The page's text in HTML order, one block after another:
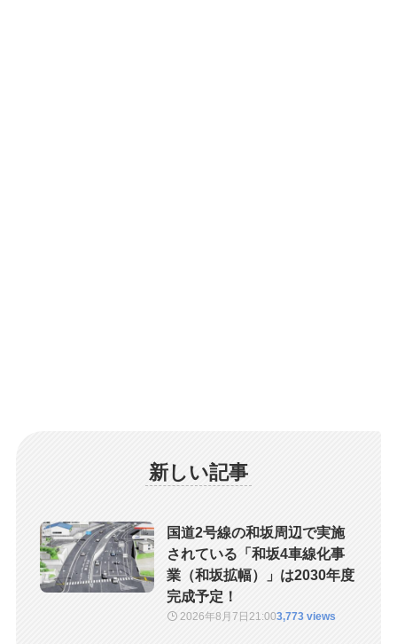
新しい記事
国道2号線の和坂周辺で実施
されている「和坂4車線化事
業（和坂拡幅）」は2030年度
完成予定！
2026年8月7日21:003,773 views